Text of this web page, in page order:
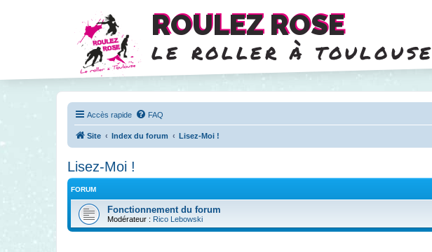
ROULEZ ROSE
le roller à toulouse
Accès rapide FAQ
Site Index du forum Lisez-Moi !
Lisez-Moi !
FORUM
Fonctionnement du forum
Modérateur : Rico Lebowski